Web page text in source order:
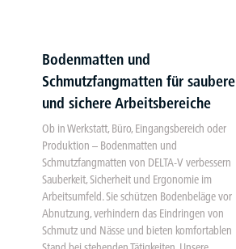
Bodenmatten und
Schmutzfangmatten für saubere
und sichere Arbeitsbereiche
Ob in Werkstatt, Büro, Eingangsbereich oder
Produktion – Bodenmatten und
Schmutzfangmatten von DELTA-V verbessern
Sauberkeit, Sicherheit und Ergonomie im
Arbeitsumfeld. Sie schützen Bodenbeläge vor
Abnutzung, verhindern das Eindringen von
Schmutz und Nässe und bieten komfortablen